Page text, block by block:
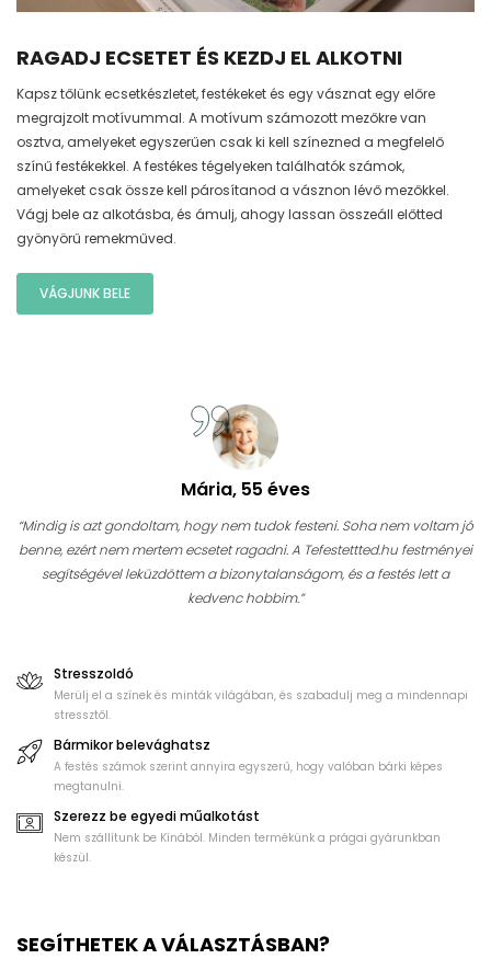
RAGADJ ECSETET ÉS KEZDJ EL ALKOTNI
Kapsz tőlünk ecsetkészletet, festékeket és egy vásznat egy előre
megrajzolt motívummal. A motívum számozott mezőkre van
osztva, amelyeket egyszerűen csak ki kell színezned a megfelelő
színű festékekkel. A festékes tégelyeken találhatók számok,
amelyeket csak össze kell párosítanod a vásznon lévő mezőkkel.
Vágj bele az alkotásba, és ámulj, ahogy lassan összeáll előtted
gyönyörű remekműved.
VÁGJUNK BELE
Mária, 55 éves
“Mindig is azt gondoltam, hogy nem tudok festeni. Soha nem voltam jó
benne, ezért nem mertem ecsetet ragadni. A Tefestettted.hu festményei
segítségével leküzdöttem a bizonytalanságom, és a festés lett a
kedvenc hobbim.”
Stresszoldó
Merülj el a színek és minták világában, és szabadulj meg a mindennapi
stressztől.
Bármikor belevághatsz
A festés számok szerint annyira egyszerű, hogy valóban bárki képes
megtanulni.
Szerezz be egyedi műalkotást
Nem szállítunk be Kínából. Minden termékünk a prágai gyárunkban
készül.
SEGÍTHETEK A VÁLASZTÁSBAN?